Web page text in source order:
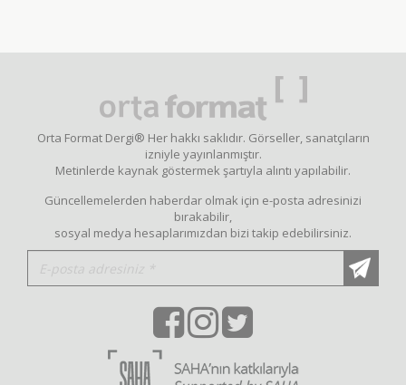
Orta Format Dergi® Her hakkı saklıdır. Görseller, sanatçıların
izniyle yayınlanmıştır.
Metinlerde kaynak göstermek şartıyla alıntı yapılabilir.
Güncellemelerden haberdar olmak için e-posta adresinizi
bırakabilir,
sosyal medya hesaplarımızdan bizi takip edebilirsiniz.